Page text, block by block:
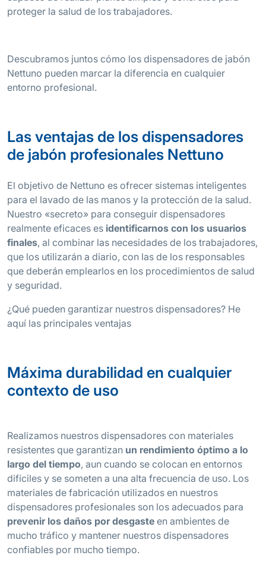
proteger la salud de los trabajadores.
Descubramos juntos cómo los dispensadores de jabón
Nettuno pueden marcar la diferencia en cualquier
entorno profesional.
Las ventajas de los dispensadores
de jabón profesionales Nettuno
El objetivo de Nettuno es ofrecer sistemas inteligentes
para el lavado de las manos y la protección de la salud.
Nuestro «secreto» para conseguir dispensadores
realmente eficaces es identificarnos con los usuarios
finales, al combinar las necesidades de los trabajadores,
que los utilizarán a diario, con las de los responsables
que deberán emplearlos en los procedimientos de salud
y seguridad.
¿Qué pueden garantizar nuestros dispensadores? He
aquí las principales ventajas
Máxima durabilidad en cualquier
contexto de uso
Realizamos nuestros dispensadores con materiales
resistentes que garantizan un rendimiento óptimo a lo
largo del tiempo, aun cuando se colocan en entornos
difíciles y se someten a una alta frecuencia de uso. Los
materiales de fabricación utilizados en nuestros
dispensadores profesionales son los adecuados para
prevenir los daños por desgaste en ambientes de
mucho tráfico y mantener nuestros dispensadores
confiables por mucho tiempo.